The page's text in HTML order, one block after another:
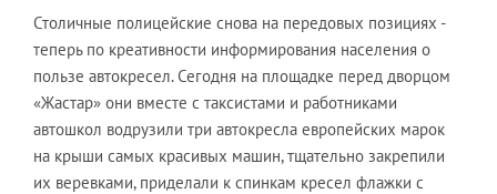
Столичные полицейские снова на передовых позициях -
теперь по креативности информирования населения о
пользе автокресел. Сегодня на площадке перед дворцом
«Жастар» они вместе с таксистами и работниками
автошкол водрузили три автокресла европейских марок
на крыши самых красивых машин, тщательно закрепили
их веревками, приделали к спинкам кресел флажки с